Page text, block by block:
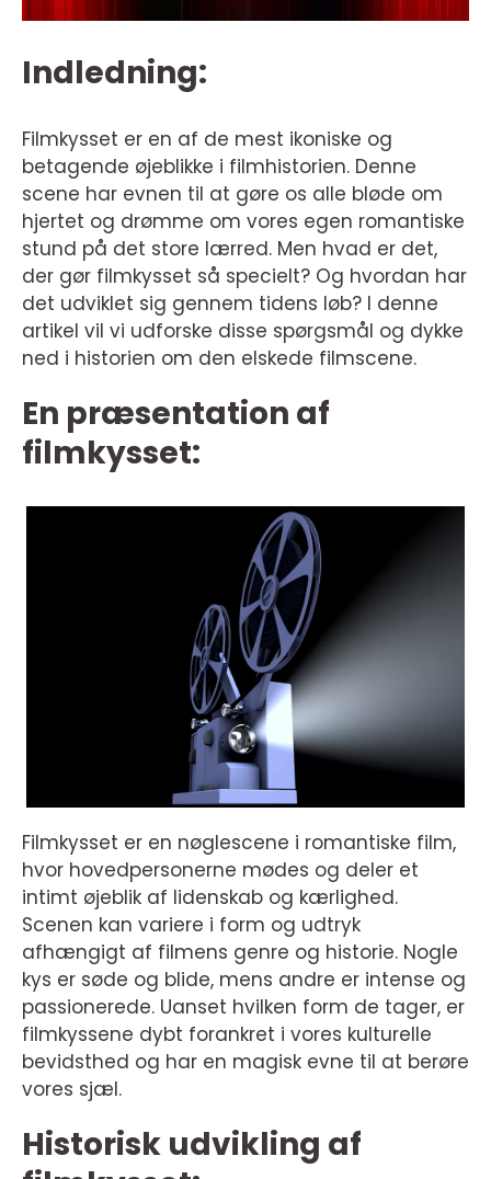
Indledning:
Filmkysset er en af de mest ikoniske og
betagende øjeblikke i filmhistorien. Denne
scene har evnen til at gøre os alle bløde om
hjertet og drømme om vores egen romantiske
stund på det store lærred. Men hvad er det,
der gør filmkysset så specielt? Og hvordan har
det udviklet sig gennem tidens løb? I denne
artikel vil vi udforske disse spørgsmål og dykke
ned i historien om den elskede filmscene.
En præsentation af
filmkysset:
Filmkysset er en nøglescene i romantiske film,
hvor hovedpersonerne mødes og deler et
intimt øjeblik af lidenskab og kærlighed.
Scenen kan variere i form og udtryk
afhængigt af filmens genre og historie. Nogle
kys er søde og blide, mens andre er intense og
passionerede. Uanset hvilken form de tager, er
filmkyssene dybt forankret i vores kulturelle
bevidsthed og har en magisk evne til at berøre
vores sjæl.
Historisk udvikling af